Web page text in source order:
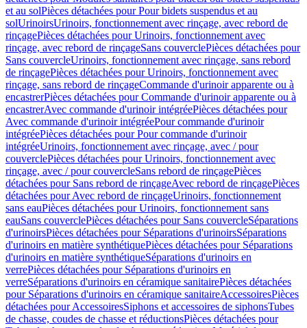
et au solPièces détachées pour Pour bidets suspendus et au
solUrinoirsUrinoirs, fonctionnement avec rinçage, avec rebord de
rinçagePièces détachées pour Urinoirs, fonctionnement avec
rinçage, avec rebord de rinçageSans couverclePièces détachées pour
Sans couvercleUrinoirs, fonctionnement avec rinçage, sans rebord
de rinçagePièces détachées pour Urinoirs, fonctionnement avec
rinçage, sans rebord de rinçageCommande d'urinoir apparente ou à
encastrerPièces détachées pour Commande d'urinoir apparente ou à
encastrerAvec commande d'urinoir intégréePièces détachées pour
Avec commande d'urinoir intégréePour commande d'urinoir
intégréePièces détachées pour Pour commande d'urinoir
intégréeUrinoirs, fonctionnement avec rinçage, avec / pour
couverclePièces détachées pour Urinoirs, fonctionnement avec
rinçage, avec / pour couvercleSans rebord de rinçagePièces
détachées pour Sans rebord de rinçageAvec rebord de rinçagePièces
détachées pour Avec rebord de rinçageUrinoirs, fonctionnement
sans eauPièces détachées pour Urinoirs, fonctionnement sans
eauSans couverclePièces détachées pour Sans couvercleSéparations
d'urinoirsPièces détachées pour Séparations d'urinoirsSéparations
d'urinoirs en matière synthétiquePièces détachées pour Séparations
d'urinoirs en matière synthétiqueSéparations d'urinoirs en
verrePièces détachées pour Séparations d'urinoirs en
verreSéparations d'urinoirs en céramique sanitairePièces détachées
pour Séparations d'urinoirs en céramique sanitaireAccessoiresPièces
détachées pour AccessoiresSiphons et accessoires de siphonsTubes
de chasse, coudes de chasse et réductionsPièces détachées pour